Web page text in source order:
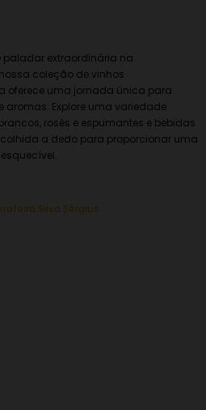
paladar extraordinária na
coleção de vinhos
oferece uma jornada única para
aromas. Explore uma variedade
rosés e espumantes e bebidas
a dedo para proporcionar uma
Silva Sérgius